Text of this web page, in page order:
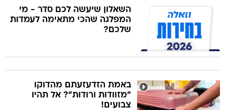
השאלון שיעשה לכם סדר - מי
המפלגה שהכי מתאימה לעמדות
שלכם?
באמת הזדעזעתם מהדוקו
"מזוודות ורודות"? אל תהיו
צבועים!